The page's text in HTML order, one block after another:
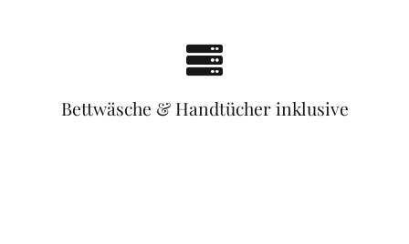
Bettwäsche & Handtücher inklusive